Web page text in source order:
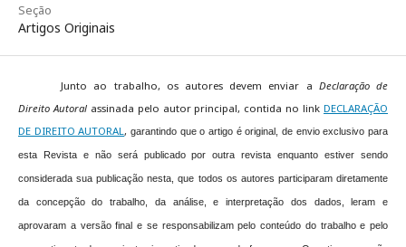
Seção
Artigos Originais
Junto ao trabalho, os autores devem enviar a Declaração de
Direito Autoral assinada pelo autor principal, contida no linkDECLARAÇÃO
DE DIREITO AUTORAL ,garantindo que o artigo é original, de envio exclusivo para
esta Revista e não será publicado por outra revista enquanto estiver sendo
considerada sua publicação nesta, que todos os autores participaram diretamente
da concepção do trabalho, da análise, e interpretação dos dados, leram e
aprovaram a versão final e se responsabilizam pelo conteúdo do trabalho e pelo